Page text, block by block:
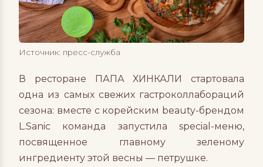
Источник: пресс-служба
В ресторане ПАПА ХИНКАЛИ стартовала
одна из самых свежих гастроколлабораций
сезона: вместе с корейским beauty-брендом
L.Sanic команда запустила special-меню,
посвященное главному зеленому
ингредиенту этой весны — петрушке.